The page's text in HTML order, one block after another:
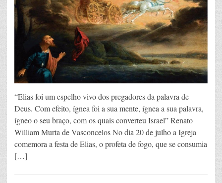
“Elias foi um espelho vivo dos pregadores da palavra de
Deus. Com efeito, ígnea foi a sua mente, ígnea a sua palavra,
ígneo o seu braço, com os quais converteu Israel” Renato
William Murta de Vasconcelos No dia 20 de julho a Igreja
comemora a festa de Elias, o profeta de fogo, que se consumia
[…]